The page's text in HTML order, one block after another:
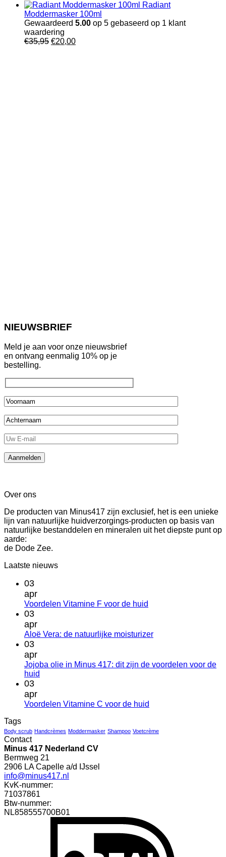
prijs
was:
€34,95.
prijs
is:
€20,00.
Radiant
Moddermasker 100ml
Gewaardeerd 5.00 op 5 gebaseerd op 1 klant
waardering
€35,95 Oorspronkelijke
€20,00Huidige
NIEUWSBRIEF
Meld je aan voor onze nieuwsbrief
en ontvang eenmalig 10% op je
bestelling.
Over ons
De producten van Minus417 zijn exclusief, het is een unieke
lijn van natuurlijke huidverzorgings-producten op basis van
natuurlijke bestanddelen en mineralen uit het diepste punt op
aarde:
de Dode Zee.
Laatste nieuws
03
apr
Voordelen Vitamine F voor de huid
Vitamine
de
03
apr
Aloë Vera: de natuurlijke moisturizerGeen
Vera:
03
apr
Jojoba olie in Minus 417: dit zijn de voordelen voor de
huid
Jojoba
olie
Minus
417:
dit
zijn
de
voordelen
voor
huid
03
apr
Voordelen Vitamine C voor de huid
Voordelen
Tags
Body scrub Handcrèmes Moddermasker Shampoo Voetcrème
Contact
Minus 417 Nederland CV
Bermweg 21
2906 LA Capelle a/d IJssel
info@minus417.nl
KvK-nummer:
71037861
Btw-nummer:
NL858555700B01